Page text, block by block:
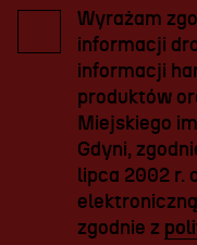
Wyrażam
informacji
informacji
produktów
Miejskiego
Gdyni,
lipca 2002 r.
elektroniczną
zgodnie z